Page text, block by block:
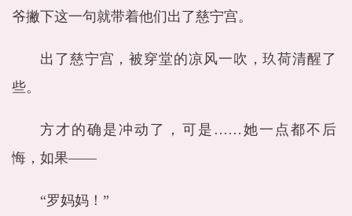
爷撇下这一句就带着他们出了慈宁宫。
出了慈宁宫，被穿堂的凉风一吹，玖荷清醒了
些。
方才的确是冲动了，可是……她一点都不后
悔，如果——
“罗妈妈！”